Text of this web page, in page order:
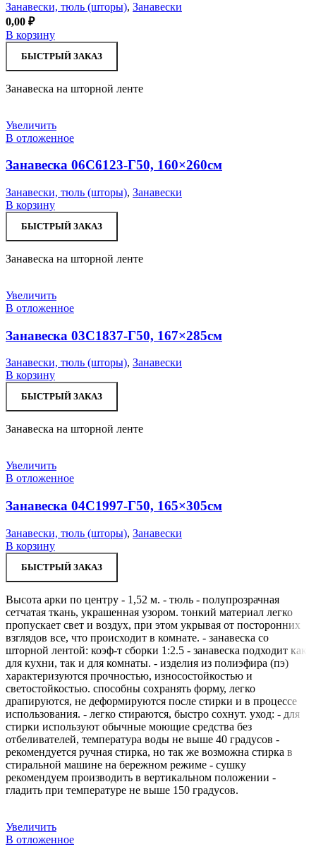
Занавески, тюль (шторы), Занавески
0,00 ₽
В корзину
БЫСТРЫЙ ЗАКАЗ
Занавеска на шторной ленте
Увеличить
В отложенное
Занавеска 06С6123-Г50, 160×260см
Занавески, тюль (шторы), Занавески
В корзину
БЫСТРЫЙ ЗАКАЗ
Занавеска на шторной ленте
Увеличить
В отложенное
Занавеска 03С1837-Г50, 167×285см
Занавески, тюль (шторы), Занавески
В корзину
БЫСТРЫЙ ЗАКАЗ
Занавеска на шторной ленте
Увеличить
В отложенное
Занавеска 04С1997-Г50, 165×305см
Занавески, тюль (шторы), Занавески
В корзину
БЫСТРЫЙ ЗАКАЗ
Высота арки по центру - 1,52 м. - тюль - полупрозрачная
сетчатая ткань, украшенная узором. тонкий материал легко
пропускает свет и воздух, при этом укрывая от посторонних
взглядов все, что происходит в комнате. - занавеска со
шторной лентой: коэф-т сборки 1:2.5 - занавеска подходит как
для кухни, так и для комнаты. - изделия из полиэфира (пэ)
характеризуются прочностью, износостойкостью и
светостойкостью. способны сохранять форму, легко
драпируются, не деформируются после стирки и в процессе
использования. - легко стираются, быстро сохнут. уход: - для
стирки используют обычные моющие средства без
отбеливателей, температура воды не выше 40 градусов -
рекомендуется ручная стирка, но так же возможна стирка в
стиральной машине на бережном режиме - сушку
рекомендуем производить в вертикальном положении -
гладить при температуре не выше 150 градусов.
Увеличить
В отложенное